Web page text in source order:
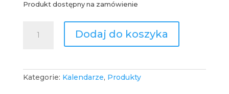
Produkt dostępny na zamówienie
Kalendarz
Dodaj do koszyka
Kategorie: Kalendarze, Produkty